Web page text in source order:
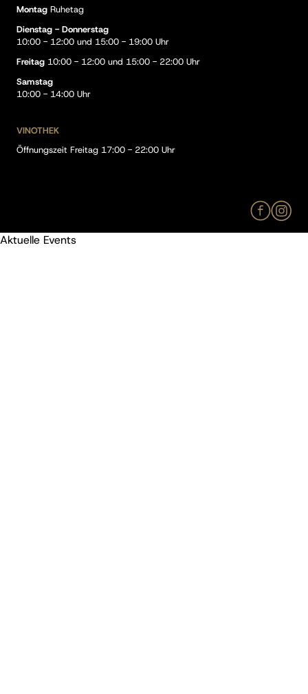
Montag Ruhetag
Dienstag - Donnerstag
10:00 - 12:00 und 15:00 - 19:00 Uhr
Freitag 10:00 - 12:00 und 15:00 - 22:00 Uhr
Samstag
10:00 - 14:00 Uhr
VINOTHEK
Öffnungszeit Freitag 17:00 - 22:00 Uhr
Aktuelle Events